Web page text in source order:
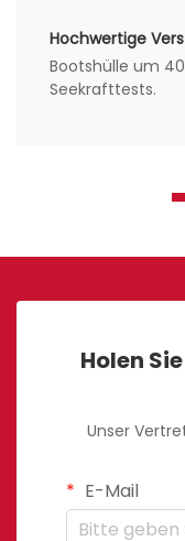
Hochwertige
Bootshülle um
Seekrafttests.
Holen
Unser
E-Mail